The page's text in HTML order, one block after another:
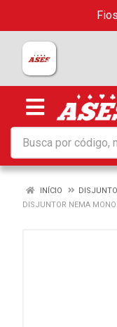
INÍCIO
DISJUNTOR NEMA